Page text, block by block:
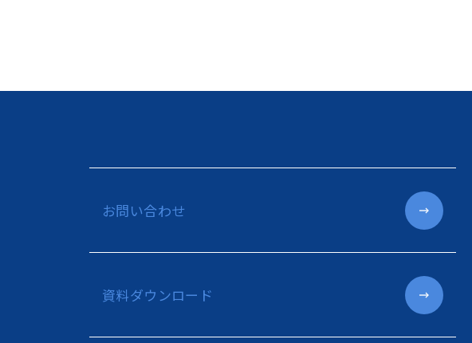
お問い合わせ
資料ダウンロード